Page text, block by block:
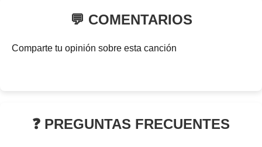
💬 COMENTARIOS
Comparte tu opinión sobre esta canción
❓ PREGUNTAS FRECUENTES